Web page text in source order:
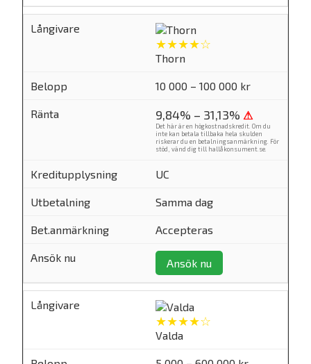
★★★★☆
Thorn
10 000 – 100 000 kr
9,84% – 31,13% ⚠
Det här är en högkostnadskredit. Om du
inte kan betala tillbaka hela skulden
riskerar du en betalningsanmärkning. För
stöd, vänd dig till hallåkonsument.se
UC
Samma dag
Accepteras
Ansök nu
★★★★☆
Valda